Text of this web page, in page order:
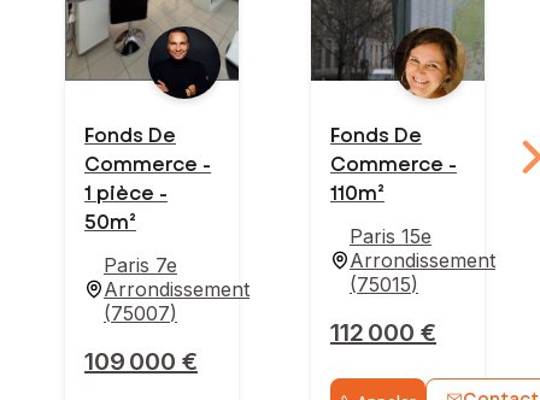
Fonds De
Commerce -
1 pièce -
50m²
Paris 7e
Arrondissement
(75007)
109 000 €
Fonds De
Commerce -
110m²
Paris 15e
Arrondissement
(75015)
112 000 €